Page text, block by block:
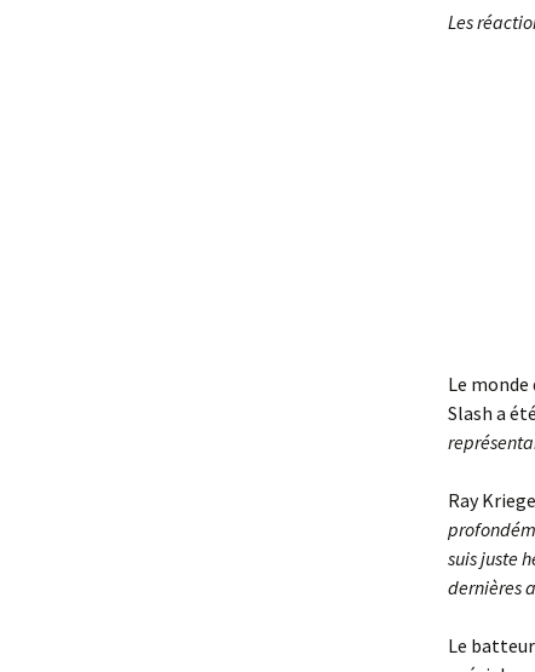
Les
Le
Slash a
Ray
suis juste
dernières
Le